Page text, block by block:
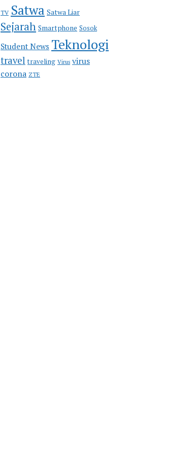
TV Satwa Satwa Liar
Sejarah Smartphone Sosok
Student News Teknologi
travel traveling Virus virus
corona ZTE